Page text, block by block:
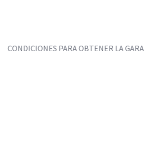
CONDICIONES PARA OBTENER LA